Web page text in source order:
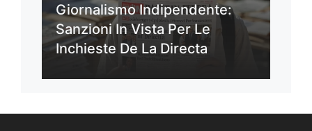
Giornalismo Indipendente:
Sanzioni In Vista Per Le
Inchieste De La Directa